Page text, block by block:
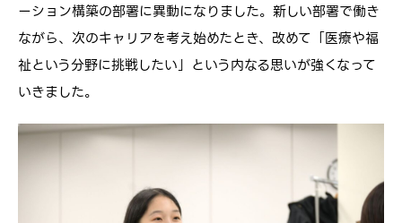
ーション構築の部署に異動になりました。新しい部署で働き
ながら、次のキャリアを考え始めたとき、改めて「医療や福
祉という分野に挑戦したい」という内なる思いが強くなって
いきました。